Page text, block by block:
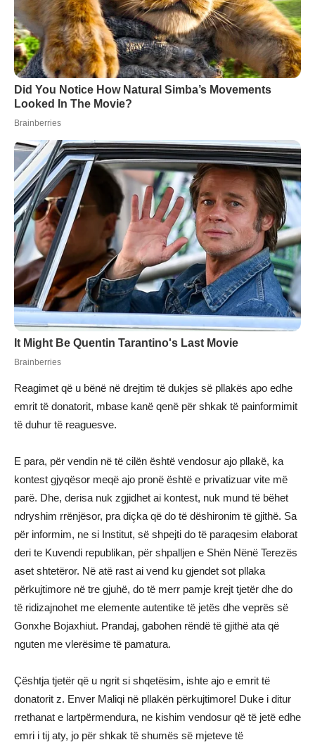
Reagimet që u bënë në drejtim të dukjes së pllakës apo edhe
emrit të donatorit, mbase kanë qenë për shkak të painformimit
të duhur të reaguesve.
E para, për vendin në të cilën është vendosur ajo pllakë, ka
kontest gjyqësor meqë ajo pronë është e privatizuar vite më
parë. Dhe, derisa nuk zgjidhet ai kontest, nuk mund të bëhet
ndryshim rrënjësor, pra diçka që do të dëshironim të gjithë. Sa
për informim, ne si Institut, së shpejti do të paraqesim elaborat
deri te Kuvendi republikan, për shpalljen e Shën Nënë Terezës
aset shtetëror. Në atë rast ai vend ku gjendet sot pllaka
përkujtimore në tre gjuhë, do të merr pamje krejt tjetër dhe do
të ridizajnohet me elemente autentike të jetës dhe veprës së
Gonxhe Bojaxhiut. Prandaj, gabohen rëndë të gjithë ata që
nguten me vlerësime të pamatura.
Çështja tjetër që u ngrit si shqetësim, ishte ajo e emrit të
donatorit z. Enver Maliqi në pllakën përkujtimore! Duke i ditur
rrethanat e lartpërmendura, ne kishim vendosur që të jetë edhe
emri i tij aty, jo për shkak të shumës së mjeteve të